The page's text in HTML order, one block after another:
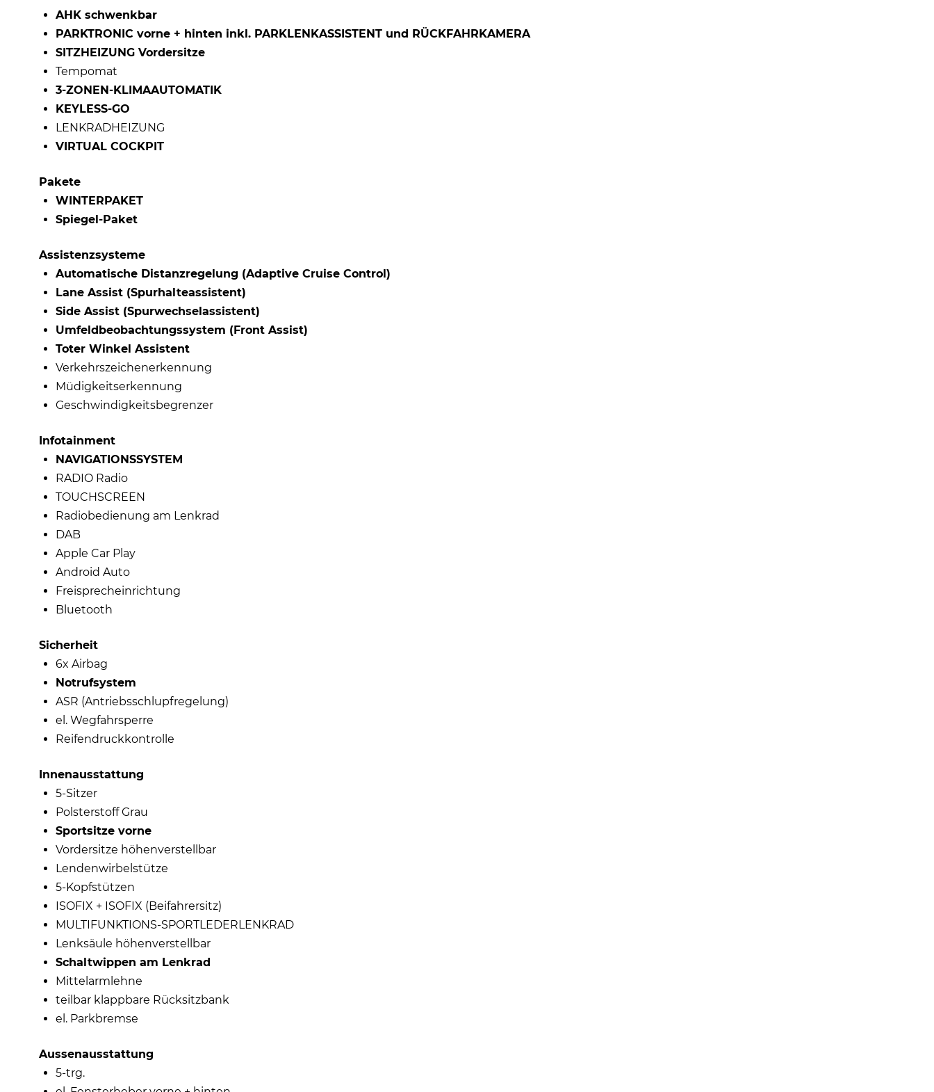
AHK schwenkbar
PARKTRONIC vorne + hinten inkl. PARKLENKASSISTENT und RÜCKFAHRKAMERA
SITZHEIZUNG Vordersitze
Tempomat
3-ZONEN-KLIMAAUTOMATIK
KEYLESS-GO
LENKRADHEIZUNG
VIRTUAL COCKPIT
Pakete
WINTERPAKET
Spiegel-Paket
Assistenzsysteme
Automatische Distanzregelung (Adaptive Cruise Control)
Lane Assist (Spurhalteassistent)
Side Assist (Spurwechselassistent)
Umfeldbeobachtungssystem (Front Assist)
Toter Winkel Assistent
Verkehrszeichenerkennung
Müdigkeitserkennung
Geschwindigkeitsbegrenzer
Infotainment
NAVIGATIONSSYSTEM
RADIO Radio
TOUCHSCREEN
Radiobedienung am Lenkrad
DAB
Apple Car Play
Android Auto
Freisprecheinrichtung
Bluetooth
Sicherheit
6x Airbag
Notrufsystem
ASR (Antriebsschlupfregelung)
el. Wegfahrsperre
Reifendruckkontrolle
Innenausstattung
5-Sitzer
Polsterstoff Grau
Sportsitze vorne
Vordersitze höhenverstellbar
Lendenwirbelstütze
5-Kopfstützen
ISOFIX + ISOFIX (Beifahrersitz)
MULTIFUNKTIONS-SPORTLEDERLENKRAD
Lenksäule höhenverstellbar
Schaltwippen am Lenkrad
Mittelarmlehne
teilbar klappbare Rücksitzbank
el. Parkbremse
Aussenausstattung
5-trg.